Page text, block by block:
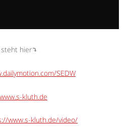
steht hier⤵︎
SEDW
kluth.de
www.s-kluth.de/video/